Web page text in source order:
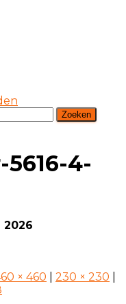
4-
2026
× 460 230 × 230